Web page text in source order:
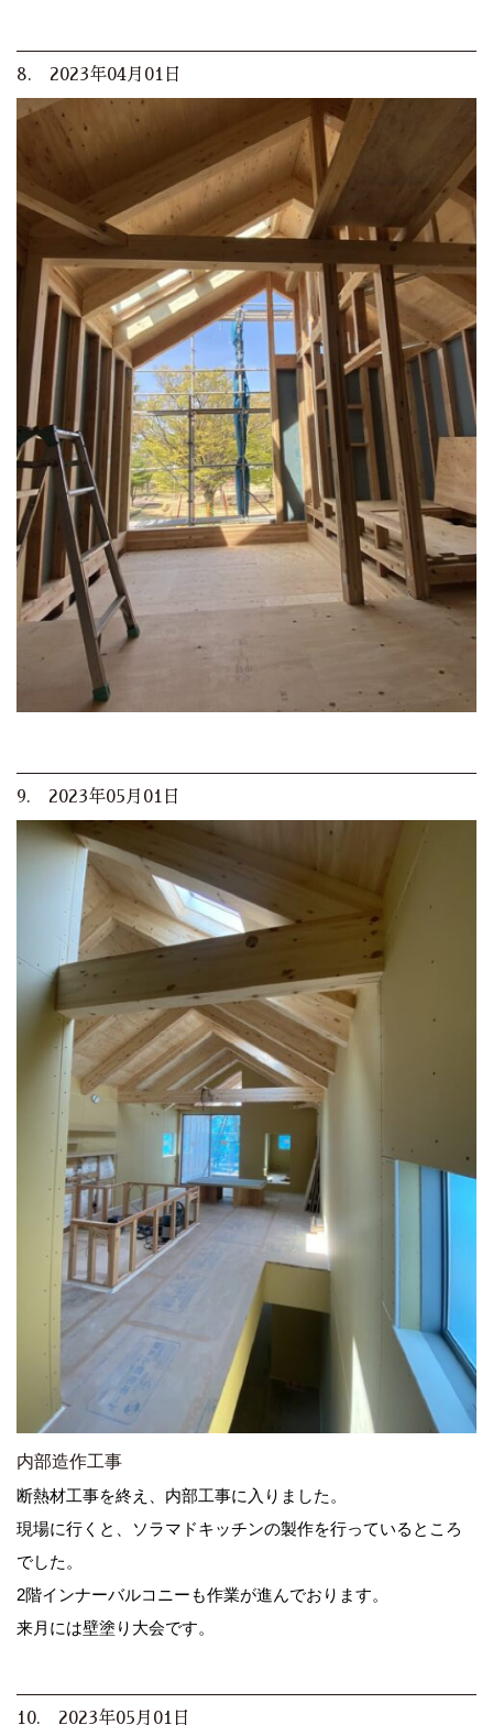
8. 2023年04月01日
9. 2023年05月01日
内部造作工事
断熱材工事を終え、内部工事に入りました。
現場に行くと、ソラマドキッチンの製作を行っているところ
でした。
2階インナーバルコニーも作業が進んでおります。
来月には壁塗り大会です。
10. 2023年05月01日